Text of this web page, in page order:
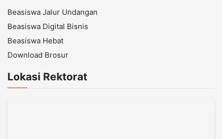
Beasiswa Jalur Undangan
Beasiswa Digital Bisnis
Beasiswa Hebat
Download Brosur
Lokasi Rektorat